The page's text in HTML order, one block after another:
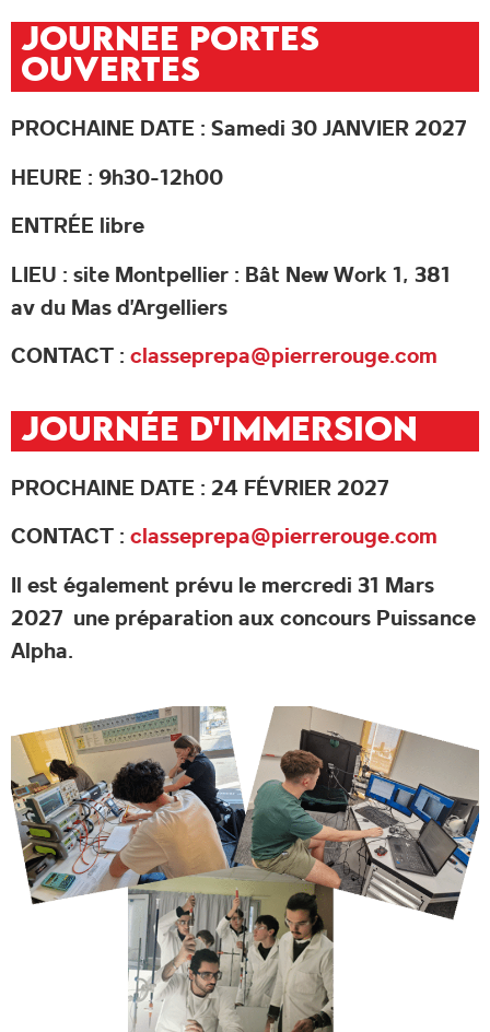
JOURNEE PORTES
OUVERTES
PROCHAINE DATE : Samedi 30 JANVIER 2027
HEURE : 9h30-12h00
ENTRÉE libre
LIEU : site Montpellier : Bât New Work 1, 381
av du Mas d’Argelliers
CONTACT : classeprepa@pierrerouge.com
JOURNÉE D'IMMERSION
PROCHAINE DATE : 24 FÉVRIER 2027
CONTACT : classeprepa@pierrerouge.com
Il est également prévu le mercredi 31 Mars
2027 une préparation aux concours Puissance
Alpha.